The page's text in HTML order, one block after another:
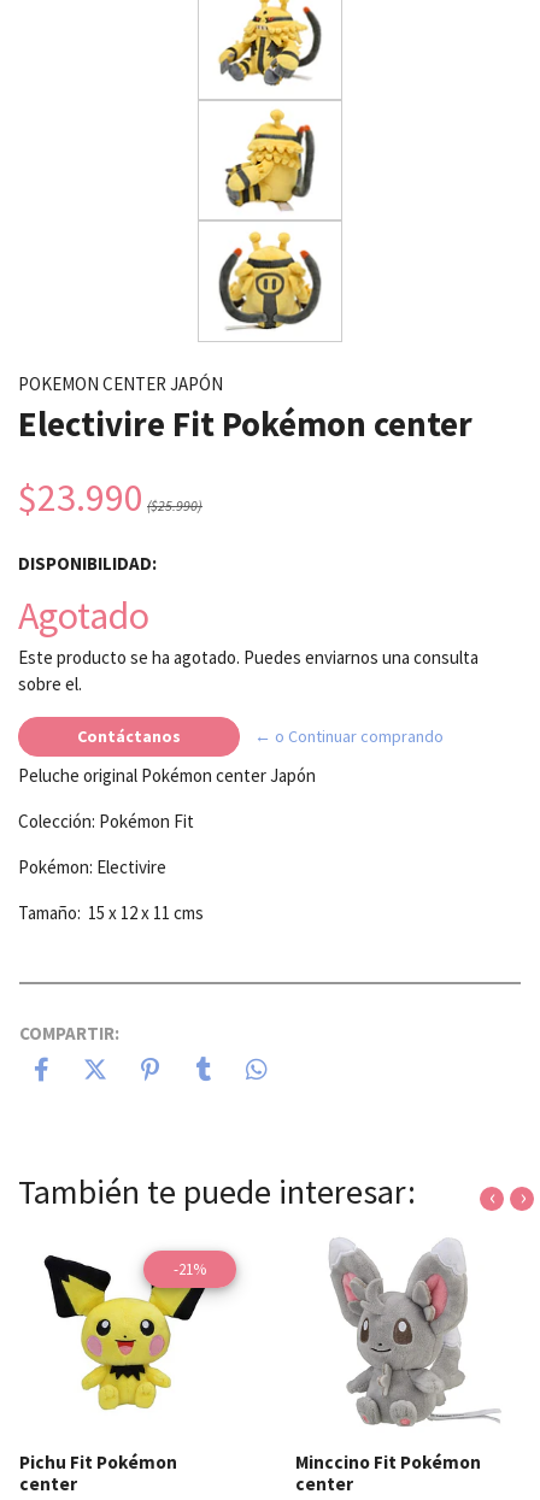
POKEMON CENTER JAPÓN
Electivire Fit Pokémon center
$23.990 ($25.990)
DISPONIBILIDAD:
Agotado
Este producto se ha agotado. Puedes enviarnos una consulta
sobre el.
Contáctanos ← o Continuar comprando
Peluche original Pokémon center Japón
Colección: Pokémon Fit
Pokémon: Electivire
Tamaño: 15 x 12 x 11 cms
COMPARTIR:
También te puede interesar:
-21%
Pichu Fit Pokémon
center
Minccino Fit Pokémon
center
‹ ›